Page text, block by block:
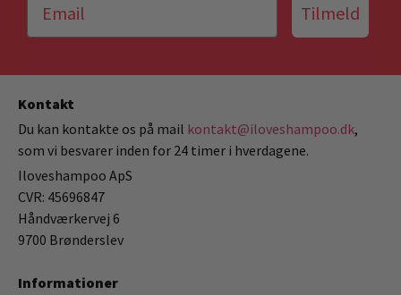
Tilmeld
Kontakt
Du kan kontakte os på mail kontakt@iloveshampoo.dk,
som vi besvarer inden for 24 timer i hverdagene.
Iloveshampoo ApS
CVR: 45696847
Håndværkervej 6
9700 Brønderslev
Informationer